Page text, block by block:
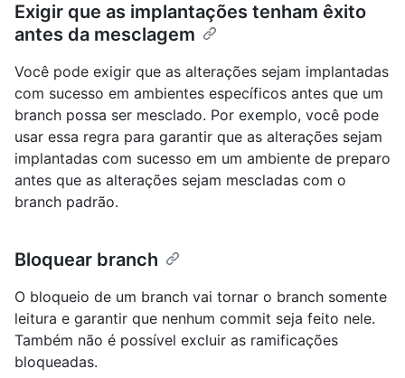
Exigir que as implantações tenham êxito
antes da mesclagem
Você pode exigir que as alterações sejam implantadas
com sucesso em ambientes específicos antes que um
branch possa ser mesclado. Por exemplo, você pode
usar essa regra para garantir que as alterações sejam
implantadas com sucesso em um ambiente de preparo
antes que as alterações sejam mescladas com o
branch padrão.
Bloquear branch
O bloqueio de um branch vai tornar o branch somente
leitura e garantir que nenhum commit seja feito nele.
Também não é possível excluir as ramificações
bloqueadas.